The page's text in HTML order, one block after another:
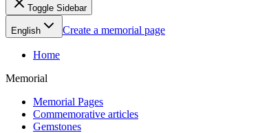
Toggle Sidebar
English Create a memorial page
Home
Memorial
Memorial Pages
Commemorative articles
Gemstones